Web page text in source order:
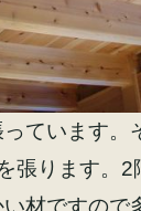
ています。
張ります。2